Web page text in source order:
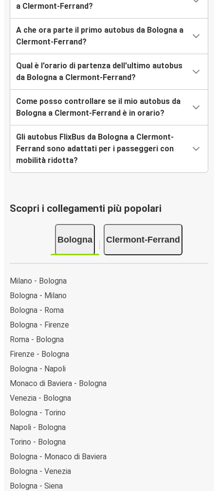
a Clermont-Ferrand?
A che ora parte il primo autobus da Bologna a
Clermont-Ferrand?
Qual è l'orario di partenza dell'ultimo autobus
da Bologna a Clermont-Ferrand?
Come posso controllare se il mio autobus da
Bologna a Clermont-Ferrand è in orario?
Gli autobus FlixBus da Bologna a Clermont-
Ferrand sono adattati per i passeggeri con
mobilità ridotta?
Scopri i collegamenti più popolari
Bologna Clermont-Ferrand
Milano - Bologna
Bologna - Milano
Bologna - Roma
Bologna - Firenze
Roma - Bologna
Firenze - Bologna
Bologna - Napoli
Monaco di Baviera - Bologna
Venezia - Bologna
Bologna - Torino
Napoli - Bologna
Torino - Bologna
Bologna - Monaco di Baviera
Bologna - Venezia
Bologna - Siena